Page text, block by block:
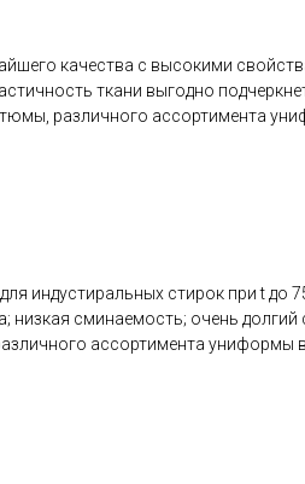
качества с высокими
ткани выгодно
различного ассортимента
индустиральных стирок при t
низкая сминаемость; очень долгий
ассортимента униформы